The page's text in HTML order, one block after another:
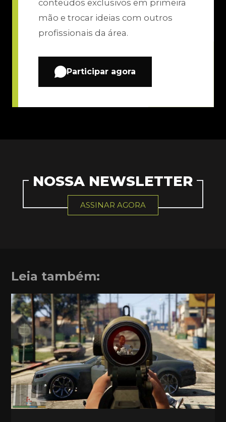
conteúdos exclusivos em primeira
mão e trocar ideias com outros
profissionais da área.
Participar agora
NOSSA NEWSLETTER
ASSINAR AGORA
Leia também: